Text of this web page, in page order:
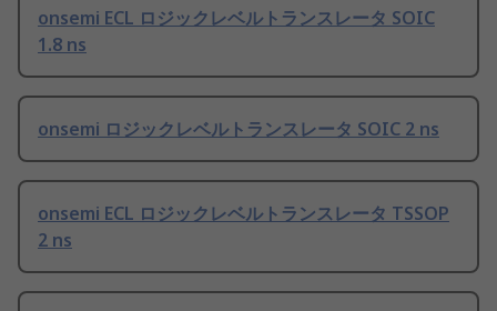
onsemi ECL ロジックレベルトランスレータ SOIC
1.8 ns
onsemi ロジックレベルトランスレータ SOIC 2 ns
onsemi ECL ロジックレベルトランスレータ TSSOP
2 ns